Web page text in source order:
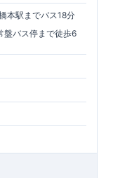
本駅までバス18分
バス停まで徒歩6